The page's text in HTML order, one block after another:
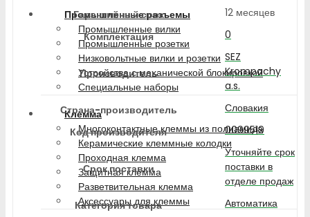
Промышленные разъемы
Промышленные вилки
Промышленные розетки
Низковольтные вилки и розетки
Устройства с механической блокировкой
Специальные наборы
Клемма
Многоконтактные клеммы из полиамида
Керамические клеммные колодки
Проходная клемма
Защитная клемма
Разветвительная клемма
Аксессуары для клеммы
Гарантийный срок
12 месяцев
Комплектация
0
Производитель
SEZ
Krompachy
a.s.
Страна-производитель
Словакия
Код производителя
0099519
Срок поставки
Уточняйте срок
поставки в
отделе продаж
Категория товара
Автоматика